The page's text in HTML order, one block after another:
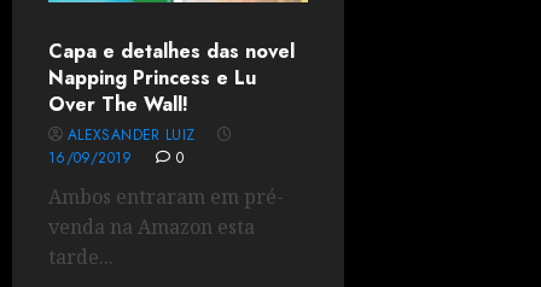
Capa e detalhes das novel
Napping Princess e Lu
Over The Wall!
ALEXSANDER LUIZ
16/09/2019
0
Ambos entraram em pré-
venda na Amazon esta
tarde...